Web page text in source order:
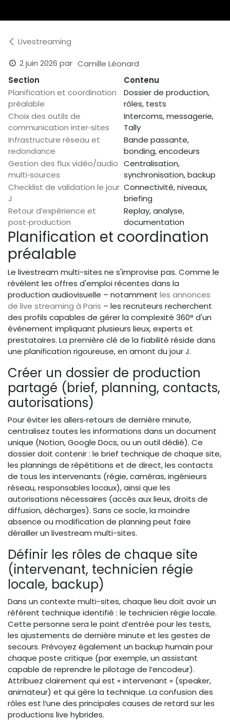
Livestreaming
2 juin 2026 par Camille Léonard
Section
Contenu
Planification et coordination
préalable
Dossier de production,
rôles, tests
Choix des outils de
communication inter‑sites
Intercoms, messagerie,
Tally
Infrastructure réseau et
redondance
Bande passante,
bonding, encodeurs
Gestion des flux vidéo/audio
multi‑sources
Centralisation,
synchronisation, backup
Checklist de validation le jour
J
Connectivité, niveaux,
briefing
Retour d’expérience et
post‑production
Replay, analyse,
documentation
Planification et coordination
préalable
Le livestream multi-sites ne s'improvise pas. Comme le
révèlent les offres d'emploi récentes dans la
production audiovisuelle – notamment les annonces
de live streaming à Paris – les recruteurs recherchent
des profils capables de gérer la complexité 360° d'un
événement impliquant plusieurs lieux, experts et
prestataires. La première clé de la fiabilité réside dans
une planification rigoureuse, en amont du jour J.
Créer un dossier de production
partagé (brief, planning, contacts,
autorisations)
Pour éviter les allers‑retours de dernière minute,
centralisez toutes les informations dans un document
unique (Notion, Google Docs, ou un outil dédié). Ce
dossier doit contenir : le brief technique de chaque site,
les plannings de répétitions et de direct, les contacts
de tous les intervenants (régie, caméras, ingénieurs
réseau, responsables locaux), ainsi que les
autorisations nécessaires (accès aux lieux, droits de
diffusion, décharges). Sans ce socle, la moindre
absence ou modification de planning peut faire
dérailler un livestream multi-sites.
Définir les rôles de chaque site
(intervenant, technicien régie
locale, backup)
Dans un contexte multi-sites, chaque lieu doit avoir un
référent technique identifié : le technicien régie locale.
Cette personne sera le point d’entrée pour les tests,
les ajustements de dernière minute et les gestes de
secours. Prévoyez également un backup humain pour
chaque poste critique (par exemple, un assistant
capable de reprendre le pilotage de l’encodeur).
Attribuez clairement qui est « intervenant » (speaker,
animateur) et qui gère la technique. La confusion des
rôles est l’une des principales causes de retard sur les
productions live hybrides.